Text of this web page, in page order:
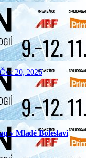
Čvc 20, 2026
v Mladé Boleslavi